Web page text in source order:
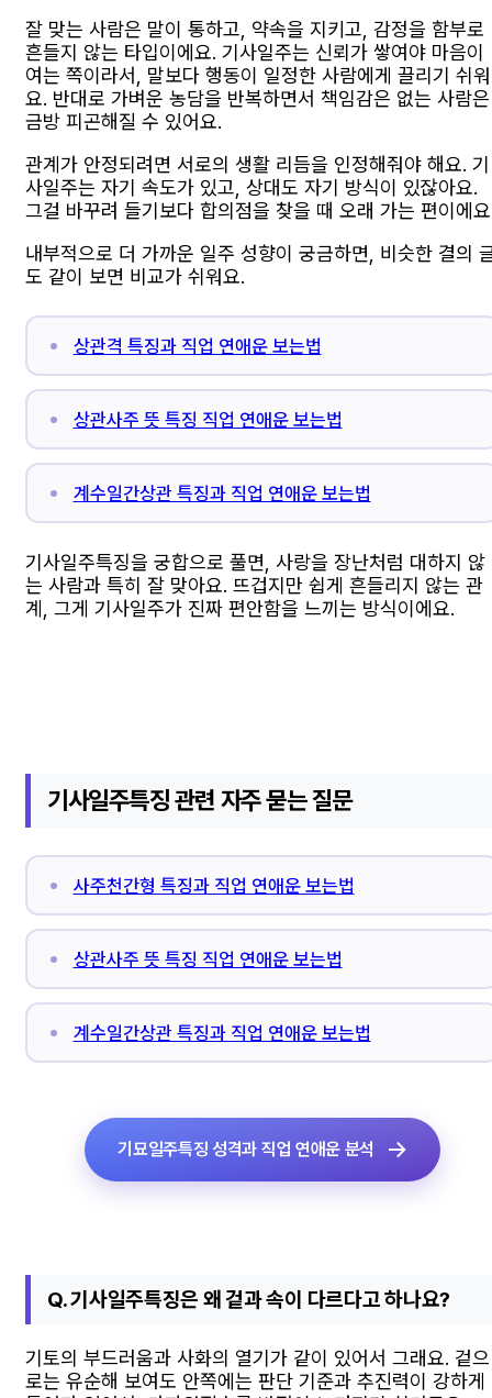
잘 맞는 사람은 말이 통하고, 약속을 지키고, 감정을 함부로
흔들지 않는 타입이에요. 기사일주는 신뢰가 쌓여야 마음이
여는 쪽이라서, 말보다 행동이 일정한 사람에게 끌리기 쉬워
요. 반대로 가벼운 농담을 반복하면서 책임감은 없는 사람은
금방 피곤해질 수 있어요.
관계가 안정되려면 서로의 생활 리듬을 인정해줘야 해요. 기
사일주는 자기 속도가 있고, 상대도 자기 방식이 있잖아요.
그걸 바꾸려 들기보다 합의점을 찾을 때 오래 가는 편이에
내부적으로 더 가까운 일주 성향이 궁금하면, 비슷한 결의
도 같이 보면 비교가 쉬워요.
상관격 특징과 직업 연애운 보는법
상관사주 뜻 특징 직업 연애운 보는법
계수일간상관 특징과 직업 연애운 보는법
기사일주특징을 궁합으로 풀면, 사랑을 장난처럼 대하지 않
는 사람과 특히 잘 맞아요. 뜨겁지만 쉽게 흔들리지 않는 관
계, 그게 기사일주가 진짜 편안함을 느끼는 방식이에요.
기사일주특징 관련 자주 묻는 질문
사주천간형 특징과 직업 연애운 보는법
상관사주 뜻 특징 직업 연애운 보는법
계수일간상관 특징과 직업 연애운 보는법
기묘일주특징 성격과 직업 연애운 분석
Q. 기사일주특징은 왜 겉과 속이 다르다고 하나요?
기토의 부드러움과 사화의 열기가 같이 있어서 그래요. 겉으
로는 유순해 보여도 안쪽에는 판단 기준과 추진력이 강하게